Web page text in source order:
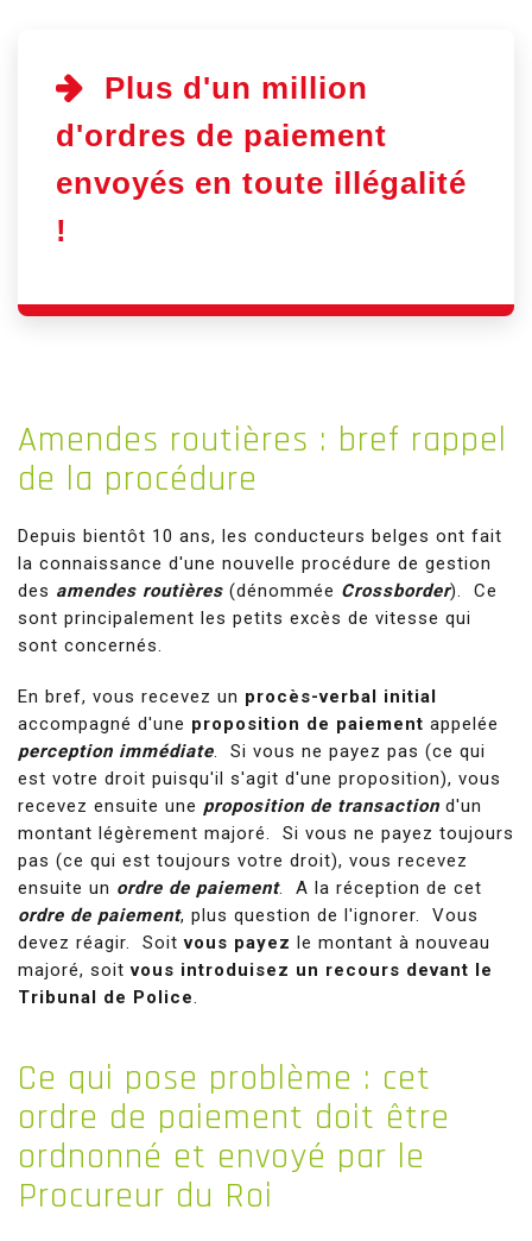
Plus d'un million
d'ordres de paiement
envoyés en toute illégalité
!
Amendes routières : bref rappel
de la procédure
Depuis bientôt 10 ans, les conducteurs belges ont fait
la connaissance d'une nouvelle procédure de gestion
des amendes routières (dénommée Crossborder). Ce
sont principalement les petits excès de vitesse qui
sont concernés.
En bref, vous recevez un procès-verbal initial
accompagné d'une proposition de paiement appelée
perception immédiate. Si vous ne payez pas (ce qui
est votre droit puisqu'il s'agit d'une proposition), vous
recevez ensuite une proposition de transaction d'un
montant légèrement majoré. Si vous ne payez toujours
pas (ce qui est toujours votre droit), vous recevez
ensuite un ordre de paiement. A la réception de cet
ordre de paiement, plus question de l'ignorer. Vous
devez réagir. Soitvous payez le montant à nouveau
majoré, soitvous introduisez un recours devant le
Tribunal de Police.
Ce qui pose problème : cet
ordre de paiement doit être
ordnonné et envoyé par le
Procureur du Roi